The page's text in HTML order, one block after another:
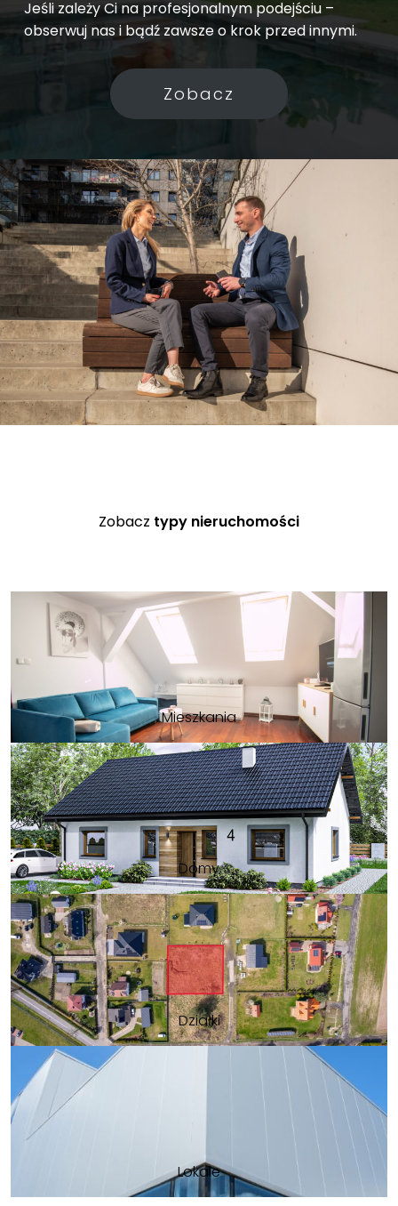
Jeśli zależy Ci na profesjonalnym podejściu –
obserwuj nas i bądź zawsze o krok przed innymi.
Zobacz
Zobacz typy nieruchomości
Mieszkania
Domy
Działki
Lokale